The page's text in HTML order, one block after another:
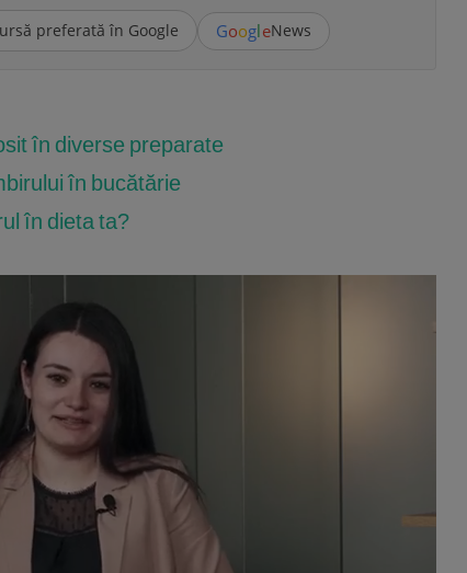
preferată în Google GoogleNews
în diverse preparate
în bucătărie
în dieta ta?